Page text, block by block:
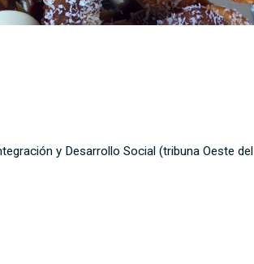
y Desarrollo Social (tribuna Oeste del